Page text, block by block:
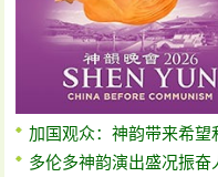
加国观众：神韵带来希望
多伦多神韵演出盛况振奋